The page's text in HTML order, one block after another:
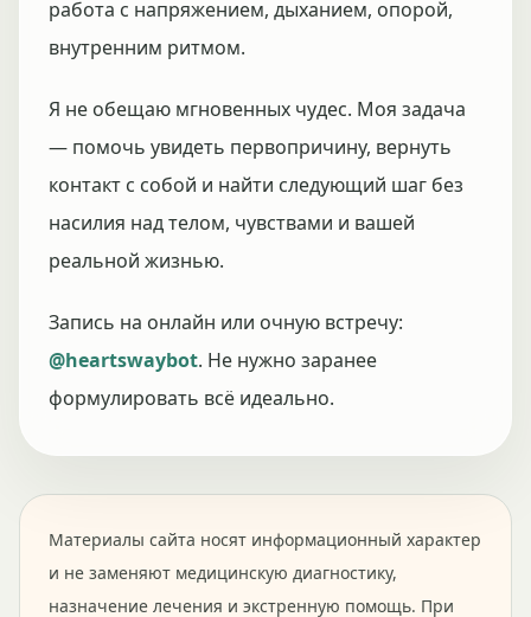
работа с напряжением, дыханием, опорой,
внутренним ритмом.
Я не обещаю мгновенных чудес. Моя задача
— помочь увидеть первопричину, вернуть
контакт с собой и найти следующий шаг без
насилия над телом, чувствами и вашей
реальной жизнью.
Запись на онлайн или очную встречу:
@heartswaybot. Не нужно заранее
формулировать всё идеально.
Материалы сайта носят информационный характер
и не заменяют медицинскую диагностику,
назначение лечения и экстренную помощь. При